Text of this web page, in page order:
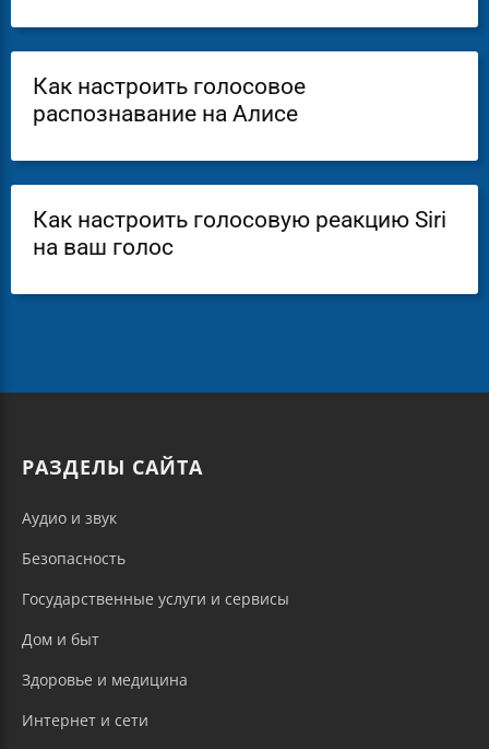
Как настроить голосовое
распознавание на Алисе
Как настроить голосовую реакцию Siri
на ваш голос
РАЗДЕЛЫ САЙТА
Аудио и звук
Безопасность
Государственные услуги и сервисы
Дом и быт
Здоровье и медицина
Интернет и сети